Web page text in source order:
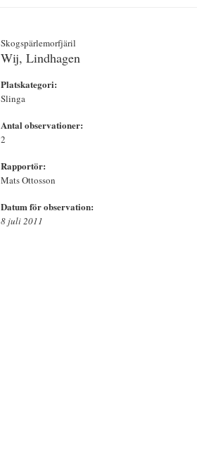
Skogspärlemorfjäril
Wij, Lindhagen
Platskategori:
Slinga
Antal observationer:
2
Rapportör:
Mats Ottosson
Datum för observation:
8 juli 2011